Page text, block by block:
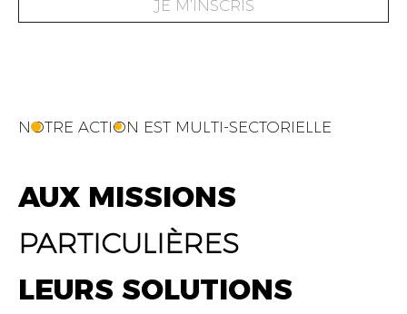
JE M’INSCRIS
NOTRE ACTION EST MULTI-SECTORIELLE
AUX MISSIONS
PARTICULIÈRES
LEURS SOLUTIONS